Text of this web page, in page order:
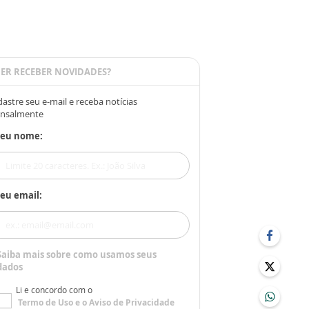
RECEBER NOVIDADES?
seu e-mail e receba notícias
nome:
email:
mais sobre como usamos seus
Li e concordo com o
Termo de Usoe oAviso de Privacidade